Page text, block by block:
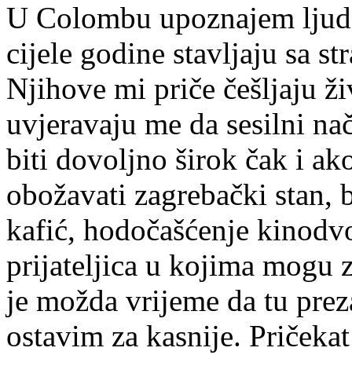
U Colombu upoznajem
cijele godine stavljaju sa
Njihove mi priče češljaju
uvjeravaju me da sesilni
biti dovoljno širok čak i
obožavati zagrebački
kafić, hodočašćenje
prijateljica u kojima mogu
je možda vrijeme da tu
ostavim za kasnije.